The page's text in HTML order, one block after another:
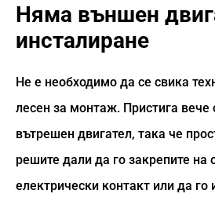
Няма външен
инсталиране
Не е необходимо да се свика
лесен за монтаж. Пристига вече
вътрешен двигател, така че
решите дали да го закрепите на
електрически контакт или да го